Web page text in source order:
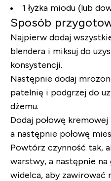
1 łyżka miodu (lub
Sposób
Najpierw dodaj
blendera i miksuj do
konsystencji.
Następnie dodaj
patelnię i podgrzej do
dżemu.
Dodaj połowę
a następnie połowę
Powtórz czynność tak,
warstwy, a następnie
widelca, aby zawirować